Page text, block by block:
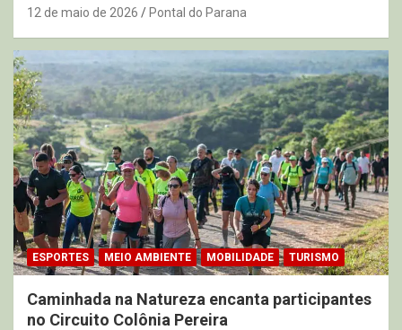
12 de maio de 2026 Pontal do Parana
ESPORTES MEIO AMBIENTE MOBILIDADE TURISMO
Caminhada na Natureza encanta participantes
no Circuito Colônia Pereira